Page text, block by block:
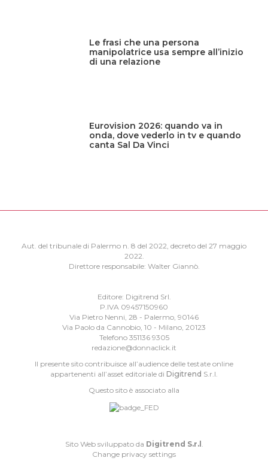
Le frasi che una persona
manipolatrice usa sempre all’inizio
di una relazione
Eurovision 2026: quando va in
onda, dove vederlo in tv e quando
canta Sal Da Vinci
Aut. del tribunale di Palermo n. 8 del 2022, decreto del 27 maggio
2022.
Direttore responsabile: Walter Giannò.
Editore: Digitrend Srl.
P.IVA 09457150960
Via Pietro Nenni, 28 - Palermo, 90146
Via Paolo da Cannobio, 10 - Milano, 20123
Telefono 351136 9305
redazione@donnaclick.it
Il presente sito contribuisce all’audience delle testate online
appartenenti all’asset editoriale di Digitrend S.r.l.
Questo sito è associato alla
Sito Web sviluppato da Digitrend S.r.l
Change privacy settings